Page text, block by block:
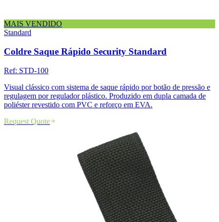
MAIS VENDIDO
Standard
Coldre Saque Rápido Security Standard
Ref: STD-100
Visual clássico com sistema de saque rápido por botão de pressão e
regulagem por regulador plástico. Produzido em dupla camada de
poliéster revestido com PVC e reforço em EVA.
Request Quote